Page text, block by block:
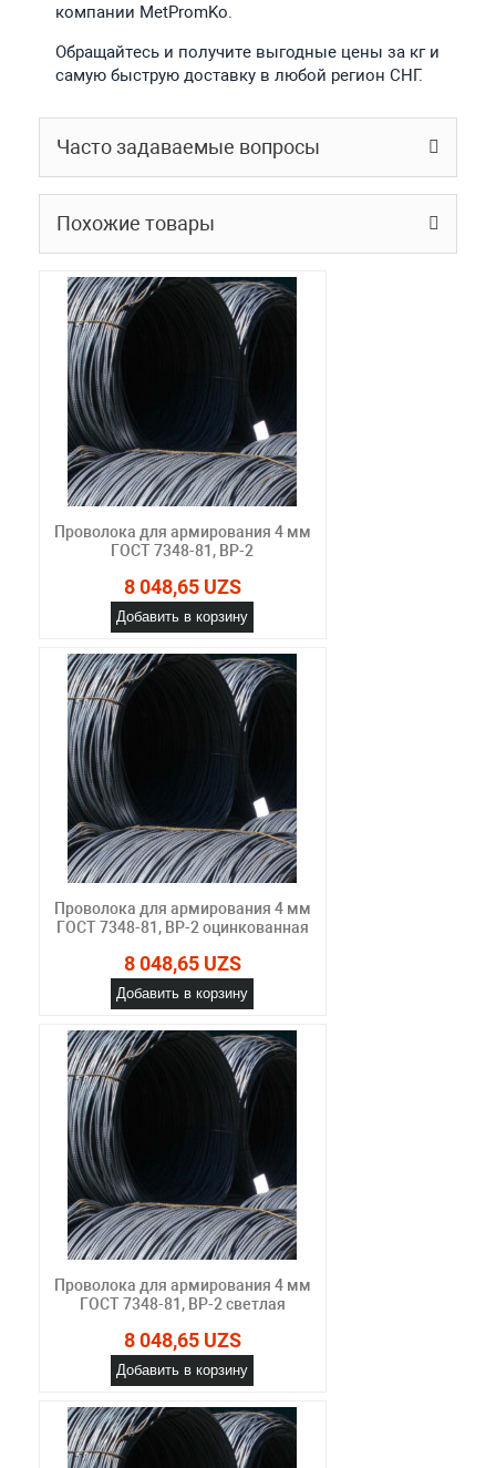
компании MetPromKo.
Обращайтесь и получите выгодные цены за кг и
самую быструю доставку в любой регион СНГ.
Часто задаваемые вопросы
Похожие товары
Проволока для армирования 4 мм
ГОСТ 7348-81, ВР-2
8 048,65 UZS
Добавить в корзину
Проволока для армирования 4 мм
ГОСТ 7348-81, ВР-2 оцинкованная
8 048,65 UZS
Добавить в корзину
Проволока для армирования 4 мм
ГОСТ 7348-81, ВР-2 светлая
8 048,65 UZS
Добавить в корзину